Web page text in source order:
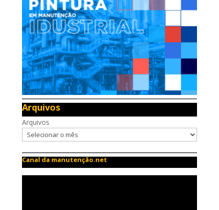
Arquivos
Arquivos
Canal da manutenção.net